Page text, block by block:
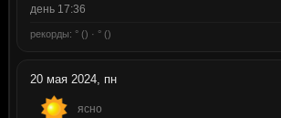
день 17:36
рекорды: ° () · ° ()
20 мая 2024, пн
ясно